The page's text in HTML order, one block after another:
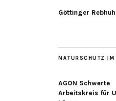
Göttinger
NATURSCHUTZ
AGON Schwerte
Arbeitskreis für